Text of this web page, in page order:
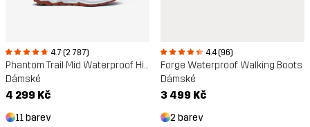
4.7 (2 787)
Phantom Trail Mid Waterproof Hiking Boots
Dámské
4 299 Kč
11 barev
4.4 (96)
Forge Waterproof Walking Boots
Dámské
3 499 Kč
2 barev